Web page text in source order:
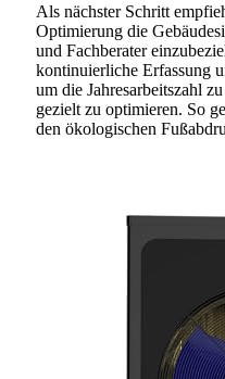
Als nächster Schritt
Optimierung die
und Fachberater
kontinuierliche Erfassung
um die Jahresarbeitszahl
gezielt zu optimieren. So
den ökologischen